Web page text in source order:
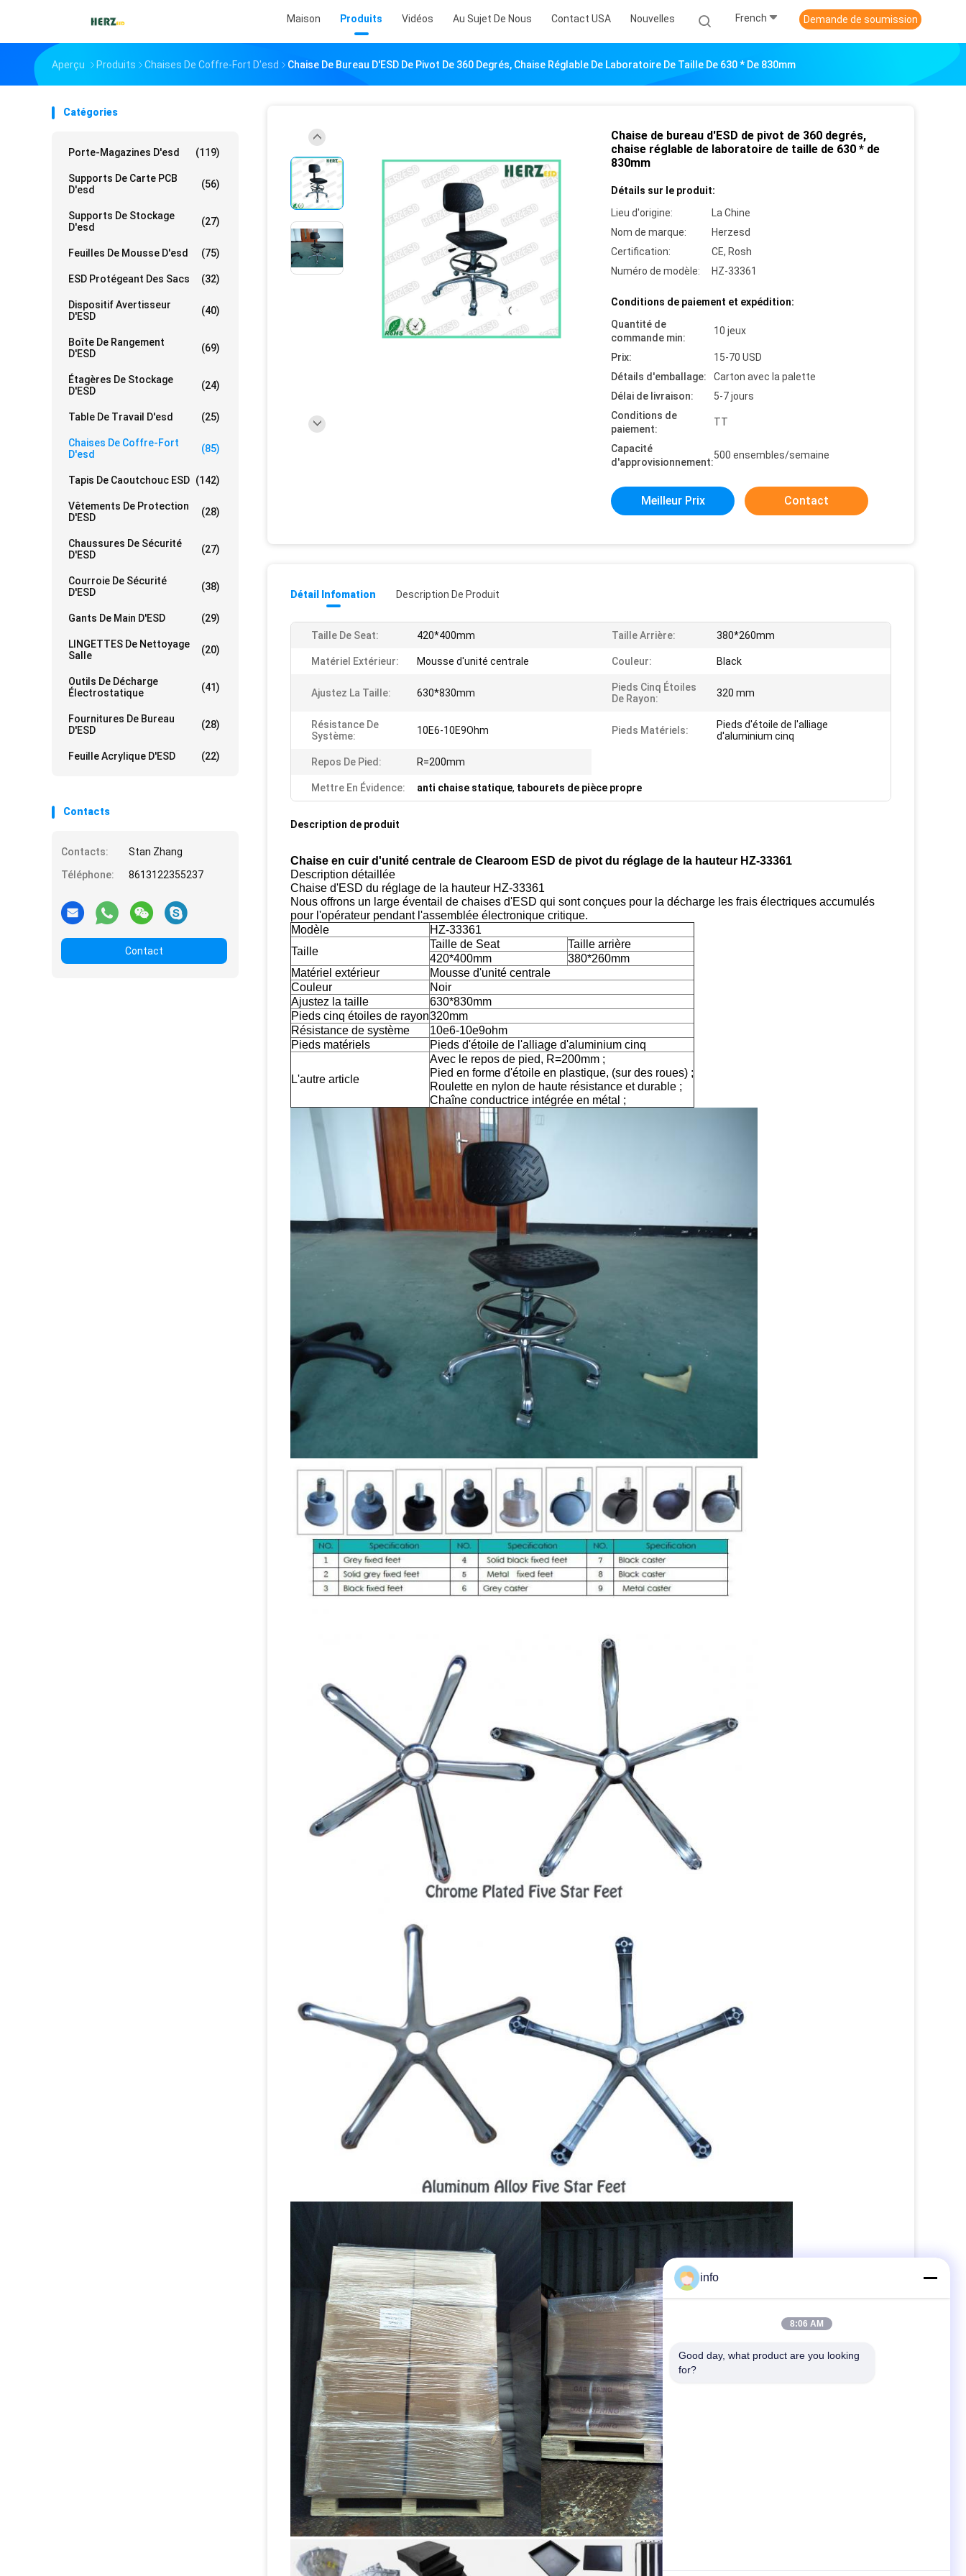
Maison Produits Vidéos Au Sujet De Nous Contact USA Nouvelles French Demande de soumission
Aperçu Produits Chaises De Coffre-Fort D'esd Chaise De Bureau D'ESD De Pivot De 360 Degrés, Chaise Réglable De Laboratoire De Taille De 630 * De 830mm
Catégories
Porte-Magazines D'esd (119)
Supports De Carte PCB
D'esd
(56)
Supports De Stockage
D'esd
(27)
Feuilles De Mousse D'esd (75)
ESD Protégeant Des Sacs (32)
Dispositif Avertisseur
D'ESD
(40)
Boîte De Rangement
D'ESD
(69)
Étagères De Stockage
D'ESD
(24)
Table De Travail D'esd (25)
Chaises De Coffre-Fort
D'esd
(85)
Tapis De Caoutchouc ESD (142)
Vêtements De Protection
D'ESD
(28)
Chaussures De Sécurité
D'ESD
(27)
Courroie De Sécurité
D'ESD
(38)
Gants De Main D'ESD (29)
LINGETTES De Nettoyage
Salle
(20)
Outils De Décharge
Électrostatique
(41)
Fournitures De Bureau
D'ESD
(28)
Feuille Acrylique D'ESD (22)
Contacts
Contacts:
Stan Zhang
Téléphone:
8613122355237
Contact
Chaise de bureau d'ESD de pivot de 360 degrés,
chaise réglable de laboratoire de taille de 630 * de
830mm
Détails sur le produit:
Lieu d'origine:
La Chine
Nom de marque:
Herzesd
Certification:
CE, Rosh
Numéro de modèle:
HZ-33361
Conditions de paiement et expédition:
Quantité de
commande min:
10 jeux
Prix:
15-70 USD
Détails d'emballage:
Carton avec la palette
Délai de livraison:
5-7 jours
Conditions de
paiement:
TT
Capacité
d'approvisionnement:
500 ensembles/semaine
Meilleur Prix Contact
Détail Infomation Description De Produit
Taille De Seat: 420*400mm Taille Arrière: 380*260mm
Matériel Extérieur: Mousse d'unité centrale Couleur: Black
Ajustez La Taille: 630*830mm
Pieds Cinq Étoiles
De Rayon:
320 mm
Résistance De
Système:
10E6-10E9Ohm Pieds Matériels:
Pieds d'étoile de l'alliage
d'aluminium cinq
Repos De Pied: R=200mm
Mettre En Évidence: anti chaise statique, tabourets de pièce propre
Description de produit
Chaise en cuir d'unité centrale de Clearoom ESD de pivot du réglage de la hauteur HZ-33361
Description détaillée
Chaise d'ESD du réglage de la hauteur HZ-33361
Nous offrons un large éventail de chaises d'ESD qui sont conçues pour la décharge les frais électriques accumulés
pour l'opérateur pendant l'assemblée électronique critique.
Modèle
HZ-33361
Taille
Taille de Seat
Taille arrière
420*400mm
380*260mm
Matériel extérieur
Mousse d'unité centrale
Couleur
Noir
Ajustez la taille
630*830mm
Pieds cinq étoiles de rayon320mm
Résistance de système
10e6-10e9ohm
Pieds matériels
Pieds d'étoile de l'alliage d'aluminium cinq
L'autre article
Avec le repos de pied, R=200mm ;
Pied en forme d'étoile en plastique, (sur des roues) ;
Roulette en nylon de haute résistance et durable ;
Chaîne conductrice intégrée en métal ;
info
8:06 AM
Good day, what product are you looking
for?